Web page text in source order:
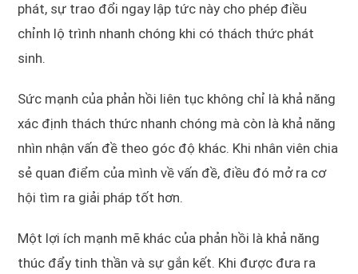
phát, sự trao đổi ngay lập tức này cho phép điều
chỉnh lộ trình nhanh chóng khi có thách thức phát
sinh.
Sức mạnh của phản hồi liên tục không chỉ là khả năng
xác định thách thức nhanh chóng mà còn là khả năng
nhìn nhận vấn đề theo góc độ khác. Khi nhân viên chia
sẻ quan điểm của mình về vấn đề, điều đó mở ra cơ
hội tìm ra giải pháp tốt hơn.
Một lợi ích mạnh mẽ khác của phản hồi là khả năng
thúc đẩy tinh thần và sự gắn kết. Khi được đưa ra